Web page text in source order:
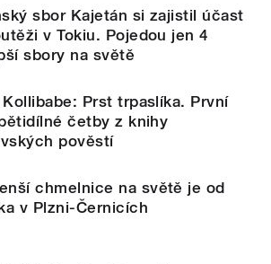
sbor Kajetán si zajistil účast
v Tokiu. Pojedou jen 4
sbory na světě
Kollibabe: Prst trpaslíka. První
četby z knihy
pověstí
chmelnice na světě je od
v Plzni-Černicích